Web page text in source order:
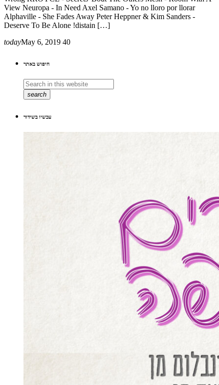
View Neuropa - In Need Axel Samano - Yo no lloro por llorar
Alphaville - She Fades Away Peter Heppner & Kim Sanders -
Deserve To Be Alone !distain […]
todayMay 6, 2019 40
חיפוש באתר
search
עכשיו בשידור